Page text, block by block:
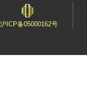
沪ICP备05000162号